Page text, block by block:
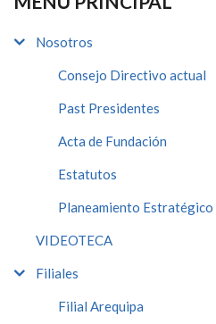
Nosotros
Consejo Directivo actual
Past Presidentes
Acta de Fundación
Estatutos
Planeamiento Estratégico
VIDEOTECA
Filiales
Filial Arequipa